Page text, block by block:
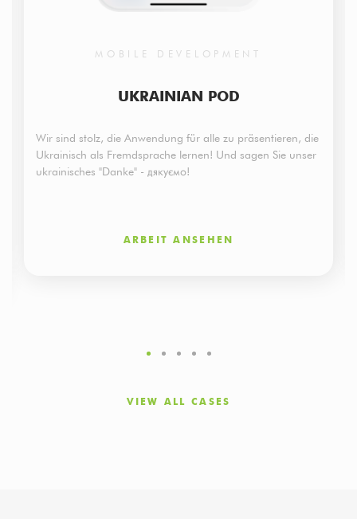
MOBILE DEVELOPMENT
UKRAINIAN POD
Wir sind stolz, die Anwendung für alle zu präsentieren, die
Ukrainisch als Fremdsprache lernen! Und sagen Sie unser
ukrainisches "Danke" - дякуємо!
ARBEIT ANSEHEN
VIEW ALL CASES